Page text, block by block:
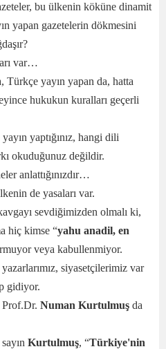
bu ülkenin köküne dinamit
yapan gazetelerin dökmesini
var…
Türkçe yayın yapan da, hatta
hukukun kuralları geçerli
yaptığınız, hangi dili
okuduğunuz değildir.
anlattığınızdır…
de yasaları var.
sevdiğimizden olmalı ki,
hiç kimse “yahu anadil, en
veya kabullenmiyor.
siyasetçilerimiz var
gidiyor.
Prof.Dr. Numan Kurtulmuş da
Kurtulmuş, “Türkiye'nin